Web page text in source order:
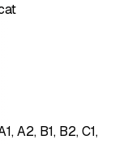
A2, B1, B2, C1,